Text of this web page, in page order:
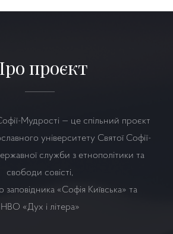
проєкт
Мудрості — це спільний проєкт
університету Святої Софії-
служби з етнополітики та
свободи совісті,
заповідника «Софія Київська» та
НВО «Дух і літера»